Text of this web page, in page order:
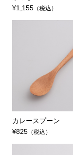
¥1,155（税込）
カレースプーン
¥825（税込）